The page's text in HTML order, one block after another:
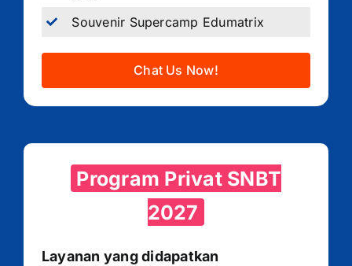
Souvenir Supercamp Edumatrix
Chat Us Now!
Program Privat SNBT
2027
Layanan yang didapatkan